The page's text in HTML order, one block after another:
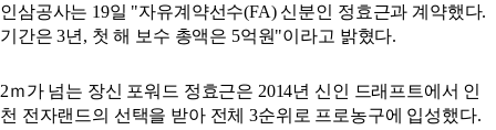
인삼공사는 19일 "자유계약선수(FA) 신분인 정효근과 계약했다.
기간은 3년, 첫 해 보수 총액은 5억원"이라고 밝혔다.
2ｍ가 넘는 장신 포워드 정효근은 2014년 신인 드래프트에서 인
천 전자랜드의 선택을 받아 전체 3순위로 프로농구에 입성했다.